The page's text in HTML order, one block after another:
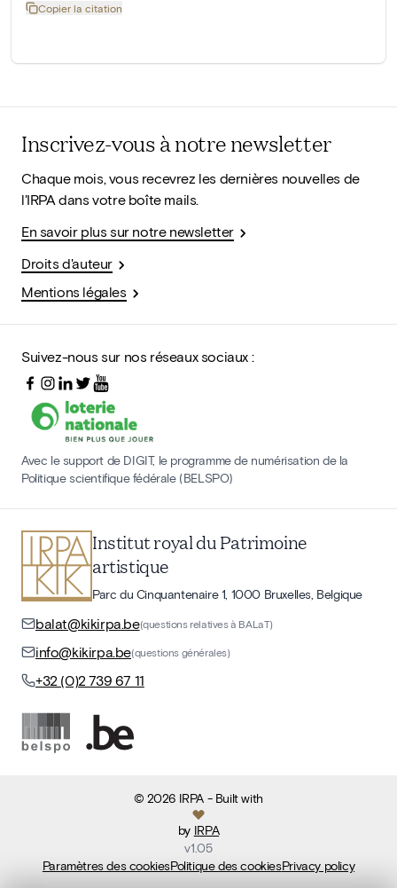
Copier la citation
Inscrivez-vous à notre newsletter
Chaque mois, vous recevrez les dernières nouvelles de
l'IRPA dans votre boîte mails.
En savoir plus sur notre newsletter
Droits d'auteur
Mentions légales
Suivez-nous sur nos réseaux sociaux :
Avec le support de DIGIT, le programme de numérisation de la
Politique scientifique fédérale (BELSPO)
Institut royal du Patrimoine
artistique
Parc du Cinquantenaire 1, 1000 Bruxelles, Belgique
balat@kikirpa.be(questions relatives à BALaT)
info@kikirpa.be(questions générales)
+32 (0)2 739 67 11
©2026 IRPA- Built with
by IRPA
v1.05
Paramètres des cookiesPolitique des cookiesPrivacy policy